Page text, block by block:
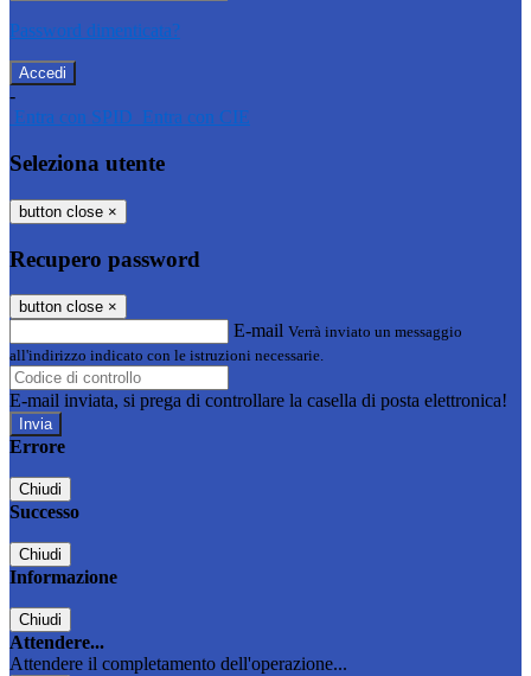
Password dimenticata?
-
Entra con SPID Entra con CIE
Seleziona utente
button close ×
Recupero password
button close ×
E-mail Verrà inviato un messaggio
all'indirizzo indicato con le istruzioni necessarie.
E-mail inviata, si prega di controllare la casella di posta elettronica!
Errore
Chiudi
Successo
Chiudi
Informazione
Chiudi
Attendere...
Attendere il completamento dell'operazione...